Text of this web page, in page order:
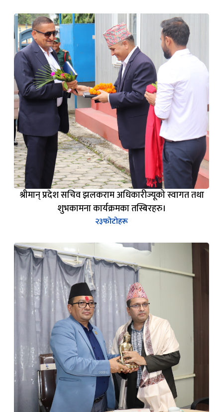
श्रीमान् प्रदेश सचिव झलकराम अधिकारीज्यूको स्वागत तथा
शुभकामना कार्यक्रमका तस्बिरहरु।
२३फोटोहरू